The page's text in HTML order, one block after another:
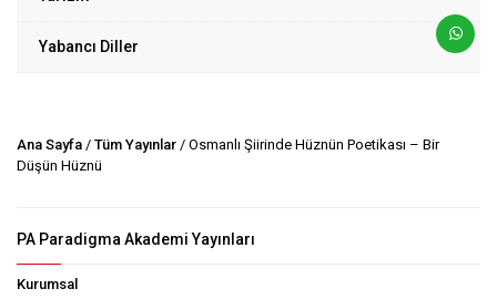
Yabancı Diller
Ana Sayfa / Tüm Yayınlar / Osmanlı Şiirinde Hüznün Poetikası – Bir
Düşün Hüznü
PA Paradigma Akademi Yayınları
Kurumsal